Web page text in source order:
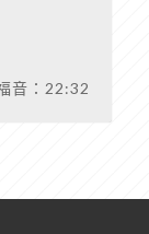
音：22:32